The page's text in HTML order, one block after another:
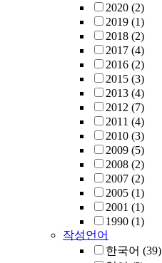
2020 (2)
2019 (1)
2018 (2)
2017 (4)
2016 (2)
2015 (3)
2013 (4)
2012 (7)
2011 (4)
2010 (3)
2009 (5)
2008 (2)
2007 (2)
2005 (1)
2001 (1)
1990 (1)
작성언어
한국어 (39)